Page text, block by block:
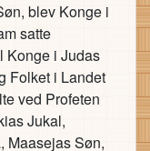
blev Konge i
satte
Konge i Judas
Folket i Landet
ved Profeten
Jukal,
Maasejas Søn,